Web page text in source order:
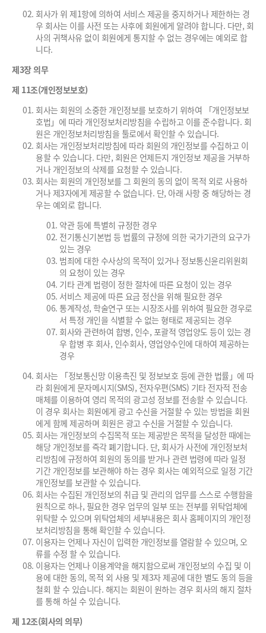
회사가 위 제1항에 의하여 서비스 제공을 중지하거나 제한하는 경
우 회사는 이를 사전 또는 사후에 회원에게 알려야 합니다. 다만, 회
사의 귀책사유 없이 회원에게 통지할 수 없는 경우에는 예외로 합
니다.
제3장 의무
제 11조(개인정보보호)
회사는 회원의 소중한 개인정보를 보호하기 위하여 「개인정보보
호법」에 따라 개인정보처리방침을 수립하고 이를 준수합니다. 회
원은 개인정보처리방침을 툴로에서 확인할 수 있습니다.
회사는 개인정보처리방침에 따라 회원의 개인정보를 수집하고 이
용할 수 있습니다. 다만, 회원은 언제든지 개인정보 제공을 거부하
거나 개인정보의 삭제를 요청할 수 있습니다.
회사는 회원의 개인정보를 그 회원의 동의 없이 목적 외로 사용하
거나 제3자에게 제공할 수 없습니다. 단, 아래 사항 중 해당하는 경
우는 예외로 합니다.
약관 등에 특별히 규정한 경우
전기통신기본법 등 법률의 규정에 의한 국가기관의 요구가
있는 경우
범죄에 대한 수사상의 목적이 있거나 정보통신윤리위원회
의 요청이 있는 경우
기타 관계 법령이 정한 절차에 따른 요청이 있는 경우
서비스 제공에 따른 요금 정산을 위해 필요한 경우
통계작성, 학술연구 또는 시장조사를 위하여 필요한 경우로
서 특정 개인을 식별할 수 없는 형태로 제공되는 경우
회사와 관련하여 합병, 인수, 포괄적 영업양도 등이 있는 경
우 합병 후 회사, 인수회사, 영업양수인에 대하여 제공하는
경우
회사는 「정보통신망 이용촉진 및 정보보호 등에 관한 법률」에 따
라 회원에게 문자메시지(SMS), 전자우편(SMS) 기타 전자적 전송
매체를 이용하여 영리 목적의 광고성 정보를 전송할 수 있습니다.
이 경우 회사는 회원에게 광고 수신을 거절할 수 있는 방법을 회원
에게 함께 제공하며 회원은 광고 수신을 거절할 수 있습니다.
회사는 개인정보의 수집목적 또는 제공받은 목적을 달성한 때에는
해당 개인정보를 즉각 폐기합니다. 단, 회사가 사전에 개인정보처
리방침에 규정하여 회원의 동의를 받거나 관련 법령에 따라 일정
기간 개인정보를 보관해야 하는 경우 회사는 예외적으로 일정 기간
개인정보를 보관할 수 있습니다.
회사는 수집된 개인정보의 취급 및 관리의 업무를 스스로 수행함을
원칙으로 하나, 필요한 경우 업무의 일부 또는 전부를 위탁업체에
위탁할 수 있으며 위탁업체의 세부내용은 회사 홈페이지의 개인정
보처리방침을 통해 확인할 수 있습니다.
이용자는 언제나 자신이 입력한 개인정보를 열람할 수 있으며, 오
류를 수정 할 수 있습니다.
이용자는 언제나 이용계약을 해지함으로써 개인정보의 수집 및 이
용에 대한 동의, 목적 외 사용 및 제3자 제공에 대한 별도 동의 등을
철회 할 수 있습니다. 해지는 회원이 원하는 경우 회사의 해지 절차
를 통해 하실 수 있습니다.
제 12조(회사의 의무)